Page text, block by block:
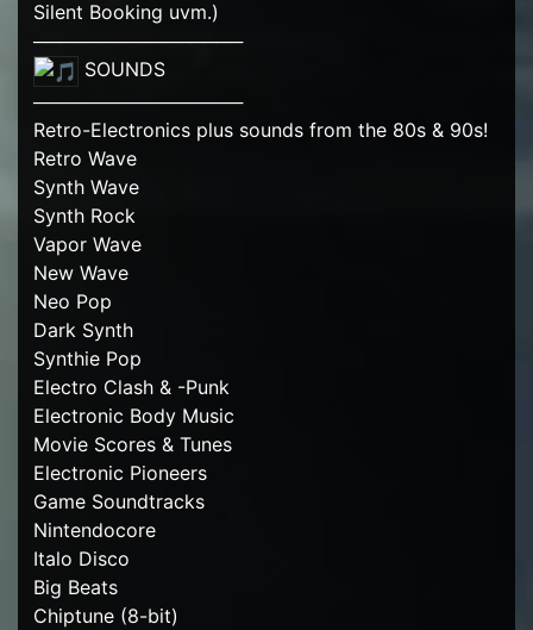
Silent Booking uvm.)
────────────────
SOUNDS
────────────────
Retro-Electronics plus sounds from the 80s & 90s!
Retro Wave
Synth Wave
Synth Rock
Vapor Wave
New Wave
Neo Pop
Dark Synth
Synthie Pop
Electro Clash & -Punk
Electronic Body Music
Movie Scores & Tunes
Electronic Pioneers
Game Soundtracks
Nintendocore
Italo Disco
Big Beats
Chiptune (8-bit)